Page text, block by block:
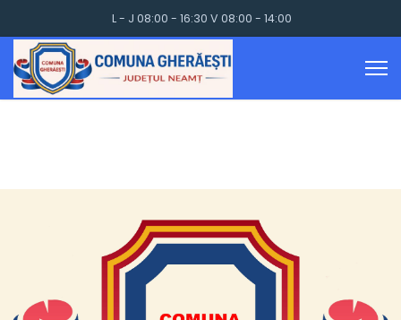
L - J 08:00 - 16:30 V 08:00 - 14:00